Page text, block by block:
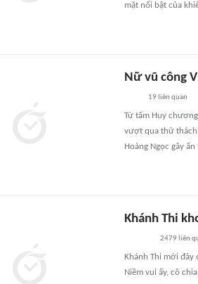
mặt nổi bật của
Nữ vũ công
19 liên quan
Từ tấm Huy
vượt qua thử thách
Hoàng Ngọc gây
Khánh Thi
2479 liên
Khánh Thi mới đây
Niềm vui ấy, cô